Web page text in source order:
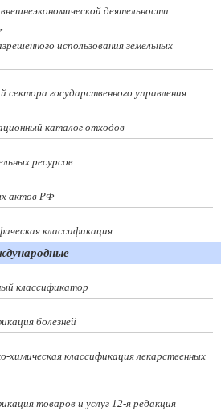
деятельности
использования земельных
государственного управления
каталог отходов
ресурсов
актов РФ
классификация
классификатор
болезней
химическая классификация лекарственных
товаров и услуг 12-я редакция